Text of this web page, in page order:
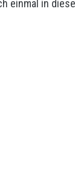
einmal in